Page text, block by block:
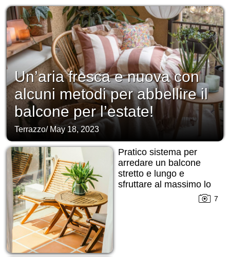
Un’aria fresca e nuova con
alcuni metodi per abbellire il
balcone per l’estate!
Terrazzo/ May 18, 2023
Pratico sistema per
arredare un balcone
stretto e lungo e
sfruttare al massimo lo
7